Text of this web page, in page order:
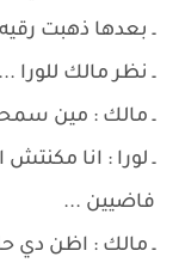
ـ بعدها ذهبت
ـ نظر مالك للورا ...
ـ مالك : مين
ـ لورا : انا
فاضيين ...
ـ مالك : اظن دي